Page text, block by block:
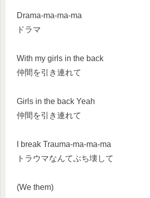
Drama-ma-ma-ma
ドラマ
With my girls in the back
仲間を引き連れて
Girls in the back Yeah
仲間を引き連れて
I break Trauma-ma-ma-ma
トラウマなんてぶち壊して
(We them)